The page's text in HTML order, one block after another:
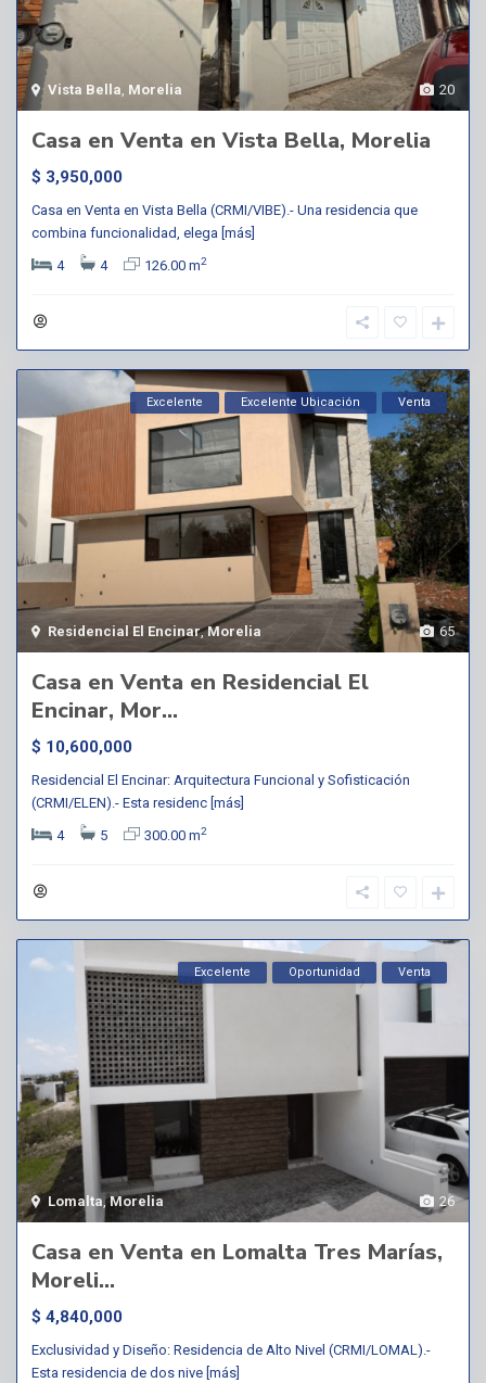
20
Vista Bella Morelia
Casa en Venta en Vista Bella, Morelia
$ 3,950,000
Casa en Venta en Vista Bella (CRMI/VIBE).- Una residencia que
combina funcionalidad, elega [más]
4
4 126.00 m2
65
Residencial El Encinar,Morelia
Excelente Excelente Ubicación Venta
Casa en Venta en Residencial El
Encinar, Mor...
$ 10,600,000
Residencial El Encinar: Arquitectura Funcional y Sofisticación
(CRMI/ELEN).- Esta residenc [más]
4
5 300.00 m2
26
Lomalta ,Morelia
Excelente Oportunidad Venta
Casa en Venta en Lomalta Tres Marías,
Moreli...
$ 4,840,000
Exclusividad y Diseño: Residencia de Alto Nivel (CRMI/LOMAL).-
Esta residencia de dos nive [más]